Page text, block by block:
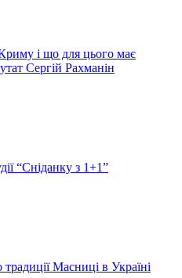
і що для цього має
Сергій Рахманін
“Сніданку з 1+1”
Масниці в Україні